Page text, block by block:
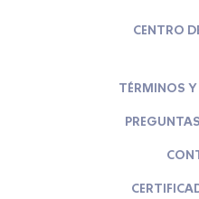
CENTRO
TÉRMINOS